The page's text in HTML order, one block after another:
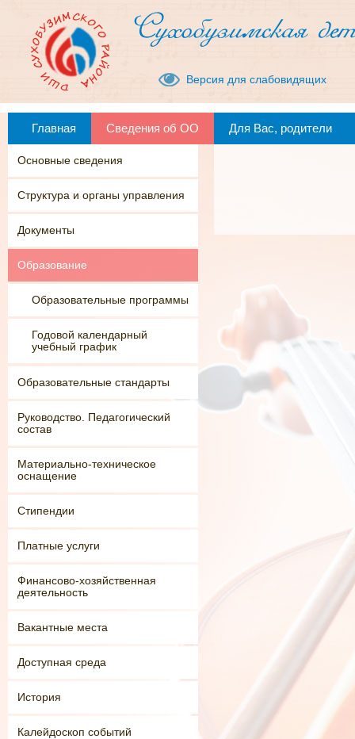
Версия для слабовидящих
Главная Сведения об ОО Для Вас, родители
Основные сведения
Структура и органы управления
Документы
Образование
Образовательные программы
Годовой календарный
учебный график
Образовательные стандарты
Руководство. Педагогический
состав
Материально-техническое
оснащение
Стипендии
Платные услуги
Финансово-хозяйственная
деятельность
Вакантные места
Доступная среда
История
Калейдоскоп событий